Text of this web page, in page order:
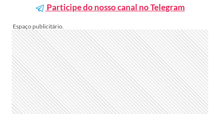
Participe do nosso canal no Telegram